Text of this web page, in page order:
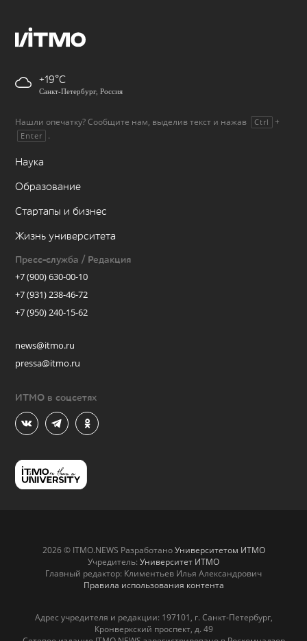
+19
Санкт-Петербург, Россия
Нашли опечатку? Сообщите нам, выделив текст и нажав Ctrl +
Enter .
Наука
Образование
Стартапы и бизнес
Жизнь университета
Пресс-служба / Редакция
+7 (900) 630-00-10
+7 (931) 238-46-72
+7 (950) 240-15-62
news@itmo.ru
pressa@itmo.ru
ИТМО в соцсетях
2026 © ITMO.NEWS РазработаноУниверситетом ИТМО
Учредитель: Университет ИТМО
Главный редактор: Климентьев Илья Александрович
Правила использования контента
Адрес учредителя и редакции: 197101, г. Санкт-Петербург,
Кронверкский проспект, д. 49